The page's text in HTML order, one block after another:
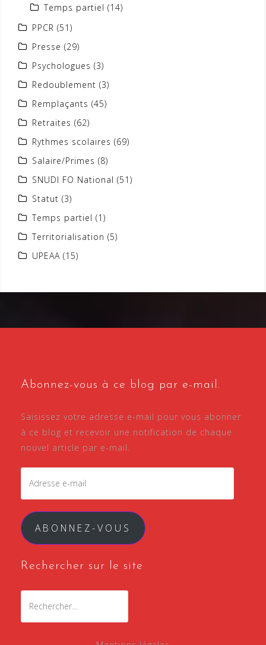
Temps partiel (14)
PPCR (51)
Presse (29)
Psychologues (3)
Redoublement (3)
Remplaçants (45)
Retraites (62)
Rythmes scolaires (69)
Salaire/Primes (8)
SNUDI FO National (51)
Statut (3)
Temps partiel (1)
Territorialisation (5)
UPEAA (15)
Abonnez-vous à ce blog par e-mail.
Saisissez votre adresse e-mail pour vous abonner
à ce blog et recevoir une notification de chaque
nouvel article par e-mail.
ABONNEZ-VOUS
Rechercher sur le site